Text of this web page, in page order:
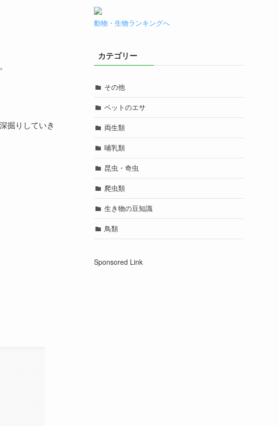
掘りしていき
動物・生物ランキングへ
カテゴリー
その他
ペットのエサ
両生類
哺乳類
昆虫・奇虫
爬虫類
生き物の豆知識
鳥類
Sponsored Link